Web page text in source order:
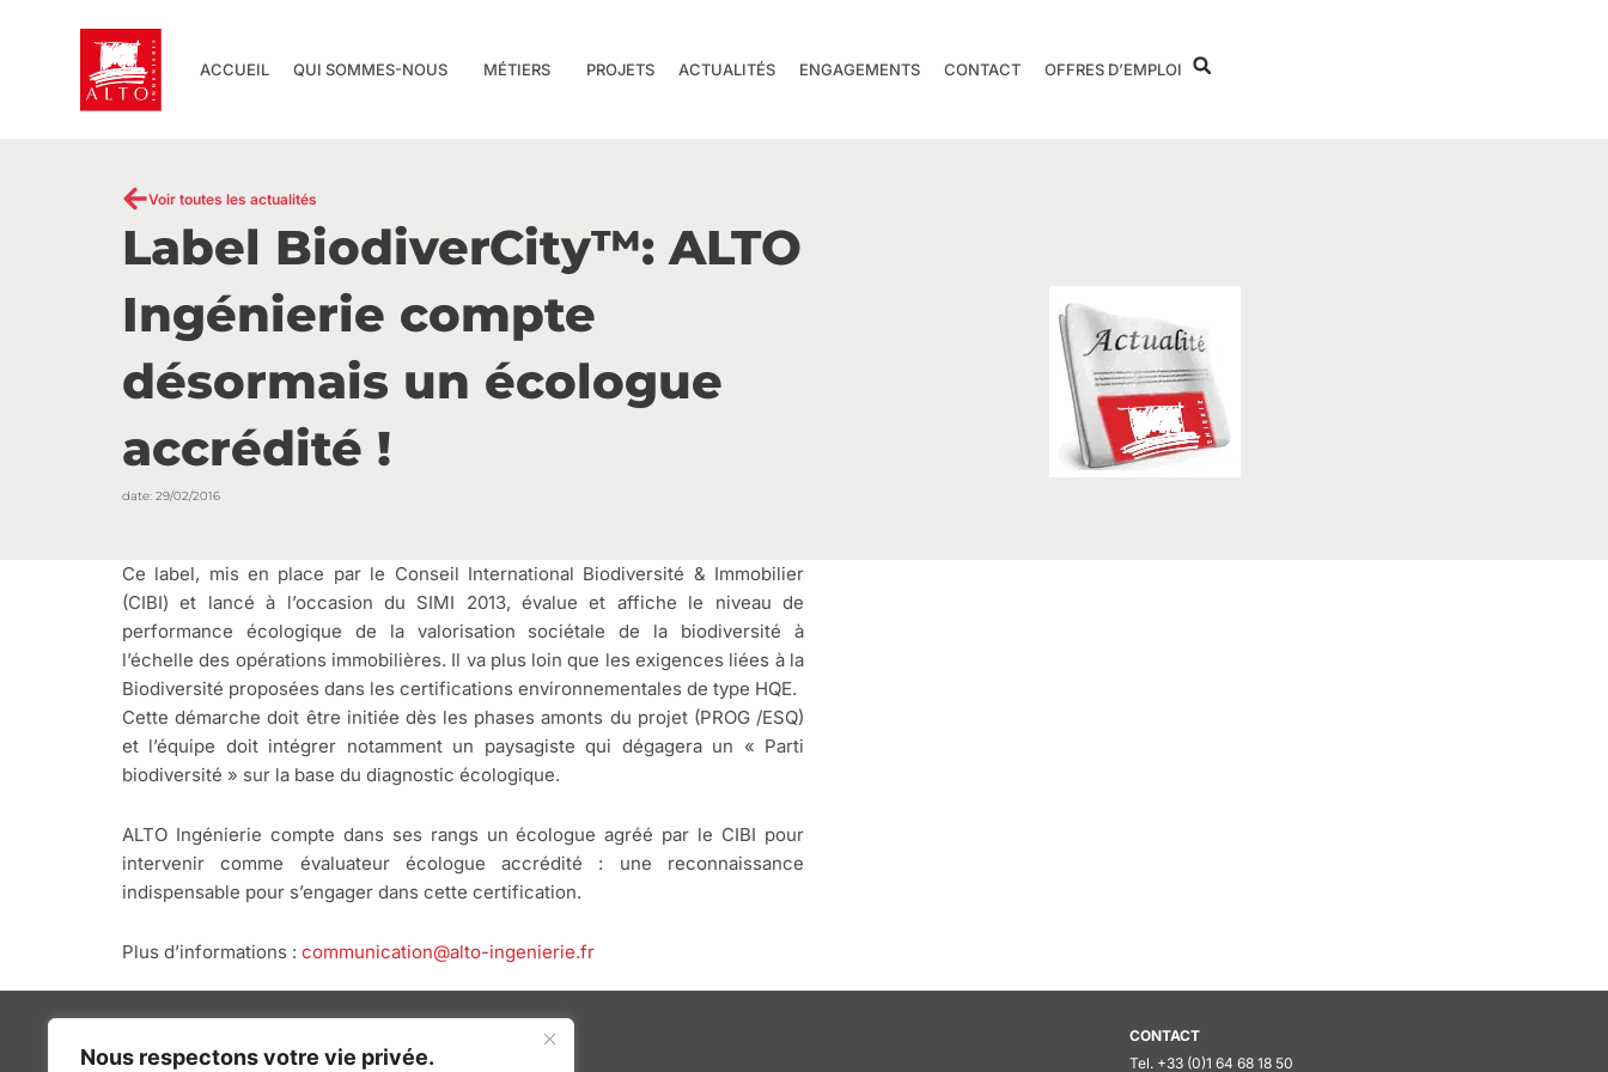
Nous respectons votre vie privée.
ACCUEIL QUI SOMMES-NOUS MÉTIERS PROJETS ACTUALITÉS ENGAGEMENTS CONTACT OFFRES D’EMPLOI
Voir toutes les actualités
Label BiodiverCity™: ALTO
Ingénierie compte
désormais un écologue
accrédité !
date: 29/02/2016
Ce label, mis en place par le Conseil International Biodiversité & Immobilier
(CIBI) et lancé à l’occasion du SIMI 2013, évalue et affiche le niveau de
performance écologique de la valorisation sociétale de la biodiversité à
l’échelle des opérations immobilières. Il va plus loin que les exigences liées à la
Biodiversité proposées dans les certifications environnementales de type HQE.
Cette démarche doit être initiée dès les phases amonts du projet (PROG /ESQ)
et l’équipe doit intégrer notamment un paysagiste qui dégagera un « Parti
biodiversité » sur la base du diagnostic écologique.
ALTO Ingénierie compte dans ses rangs un écologue agréé par le CIBI pour
intervenir comme évaluateur écologue accrédité : une reconnaissance
indispensable pour s’engager dans cette certification.
Plus d’informations : communication@alto-ingenierie.fr
CONTACT
Tel. +33 (0)1 64 68 18 50